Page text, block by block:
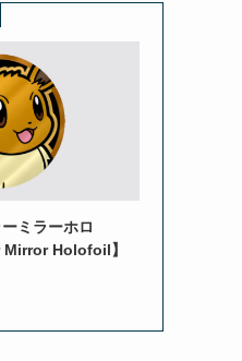
ミラーホロ
Mirror Holofoil】